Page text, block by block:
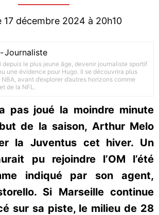
17 décembre 2024 à 20h10
-Journaliste
depuis le plus jeune âge, devenir journaliste sportif
une évidence pour Hugo. Il se découvrira plus
avant d’explorer d’autres horizons comme
de la NFL.
pas joué la moindre minute
de la saison, Arthur Melo
la Juventus cet hiver. Un
pu rejoindre l’OM l’été
indiqué par son agent,
Si Marseille continue
sur sa piste, le milieu de 28